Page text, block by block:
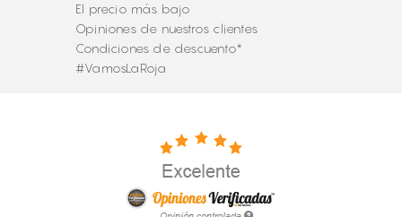
El precio más bajo
Opiniones de nuestros clientes
Condiciones de descuento*
#VamosLaRoja